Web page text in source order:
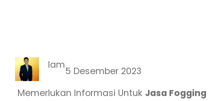
Iam
5 Desember 2023
Memerlukan Informasi Untuk Jasa Fogging